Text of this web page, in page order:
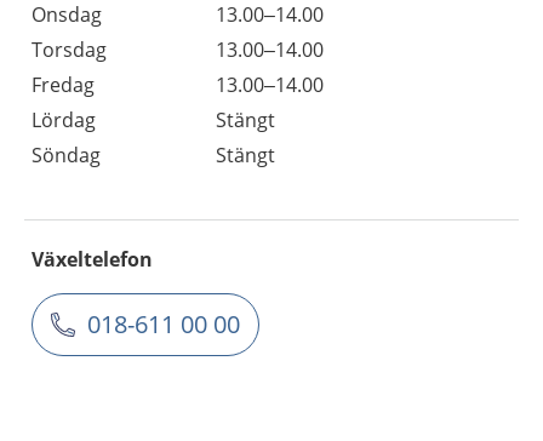
Onsdag
13.00–14.00
Torsdag
13.00–14.00
Fredag
13.00–14.00
Lördag
Stängt
Söndag
Stängt
Växeltelefon
018-611 00 00